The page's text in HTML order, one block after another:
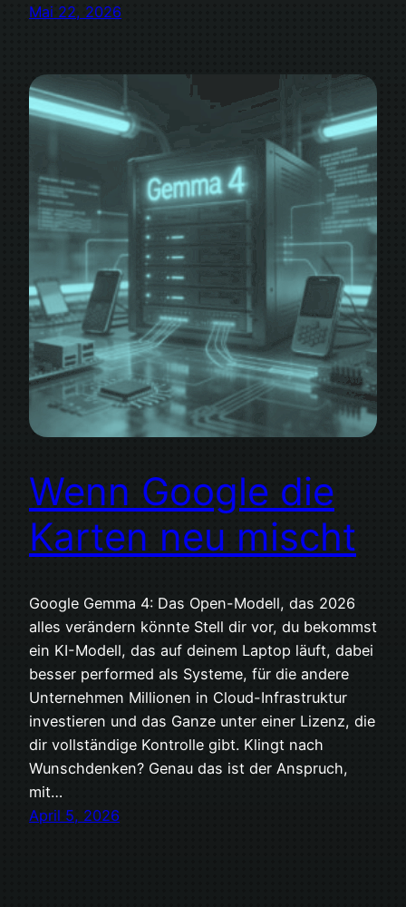
Mai 22, 2026
Wenn Google die
Karten neu mischt
Google Gemma 4: Das Open-Modell, das 2026
alles verändern könnte Stell dir vor, du bekommst
ein KI-Modell, das auf deinem Laptop läuft, dabei
besser performed als Systeme, für die andere
Unternehmen Millionen in Cloud-Infrastruktur
investieren und das Ganze unter einer Lizenz, die
dir vollständige Kontrolle gibt. Klingt nach
Wunschdenken? Genau das ist der Anspruch,
mit…
April 5, 2026